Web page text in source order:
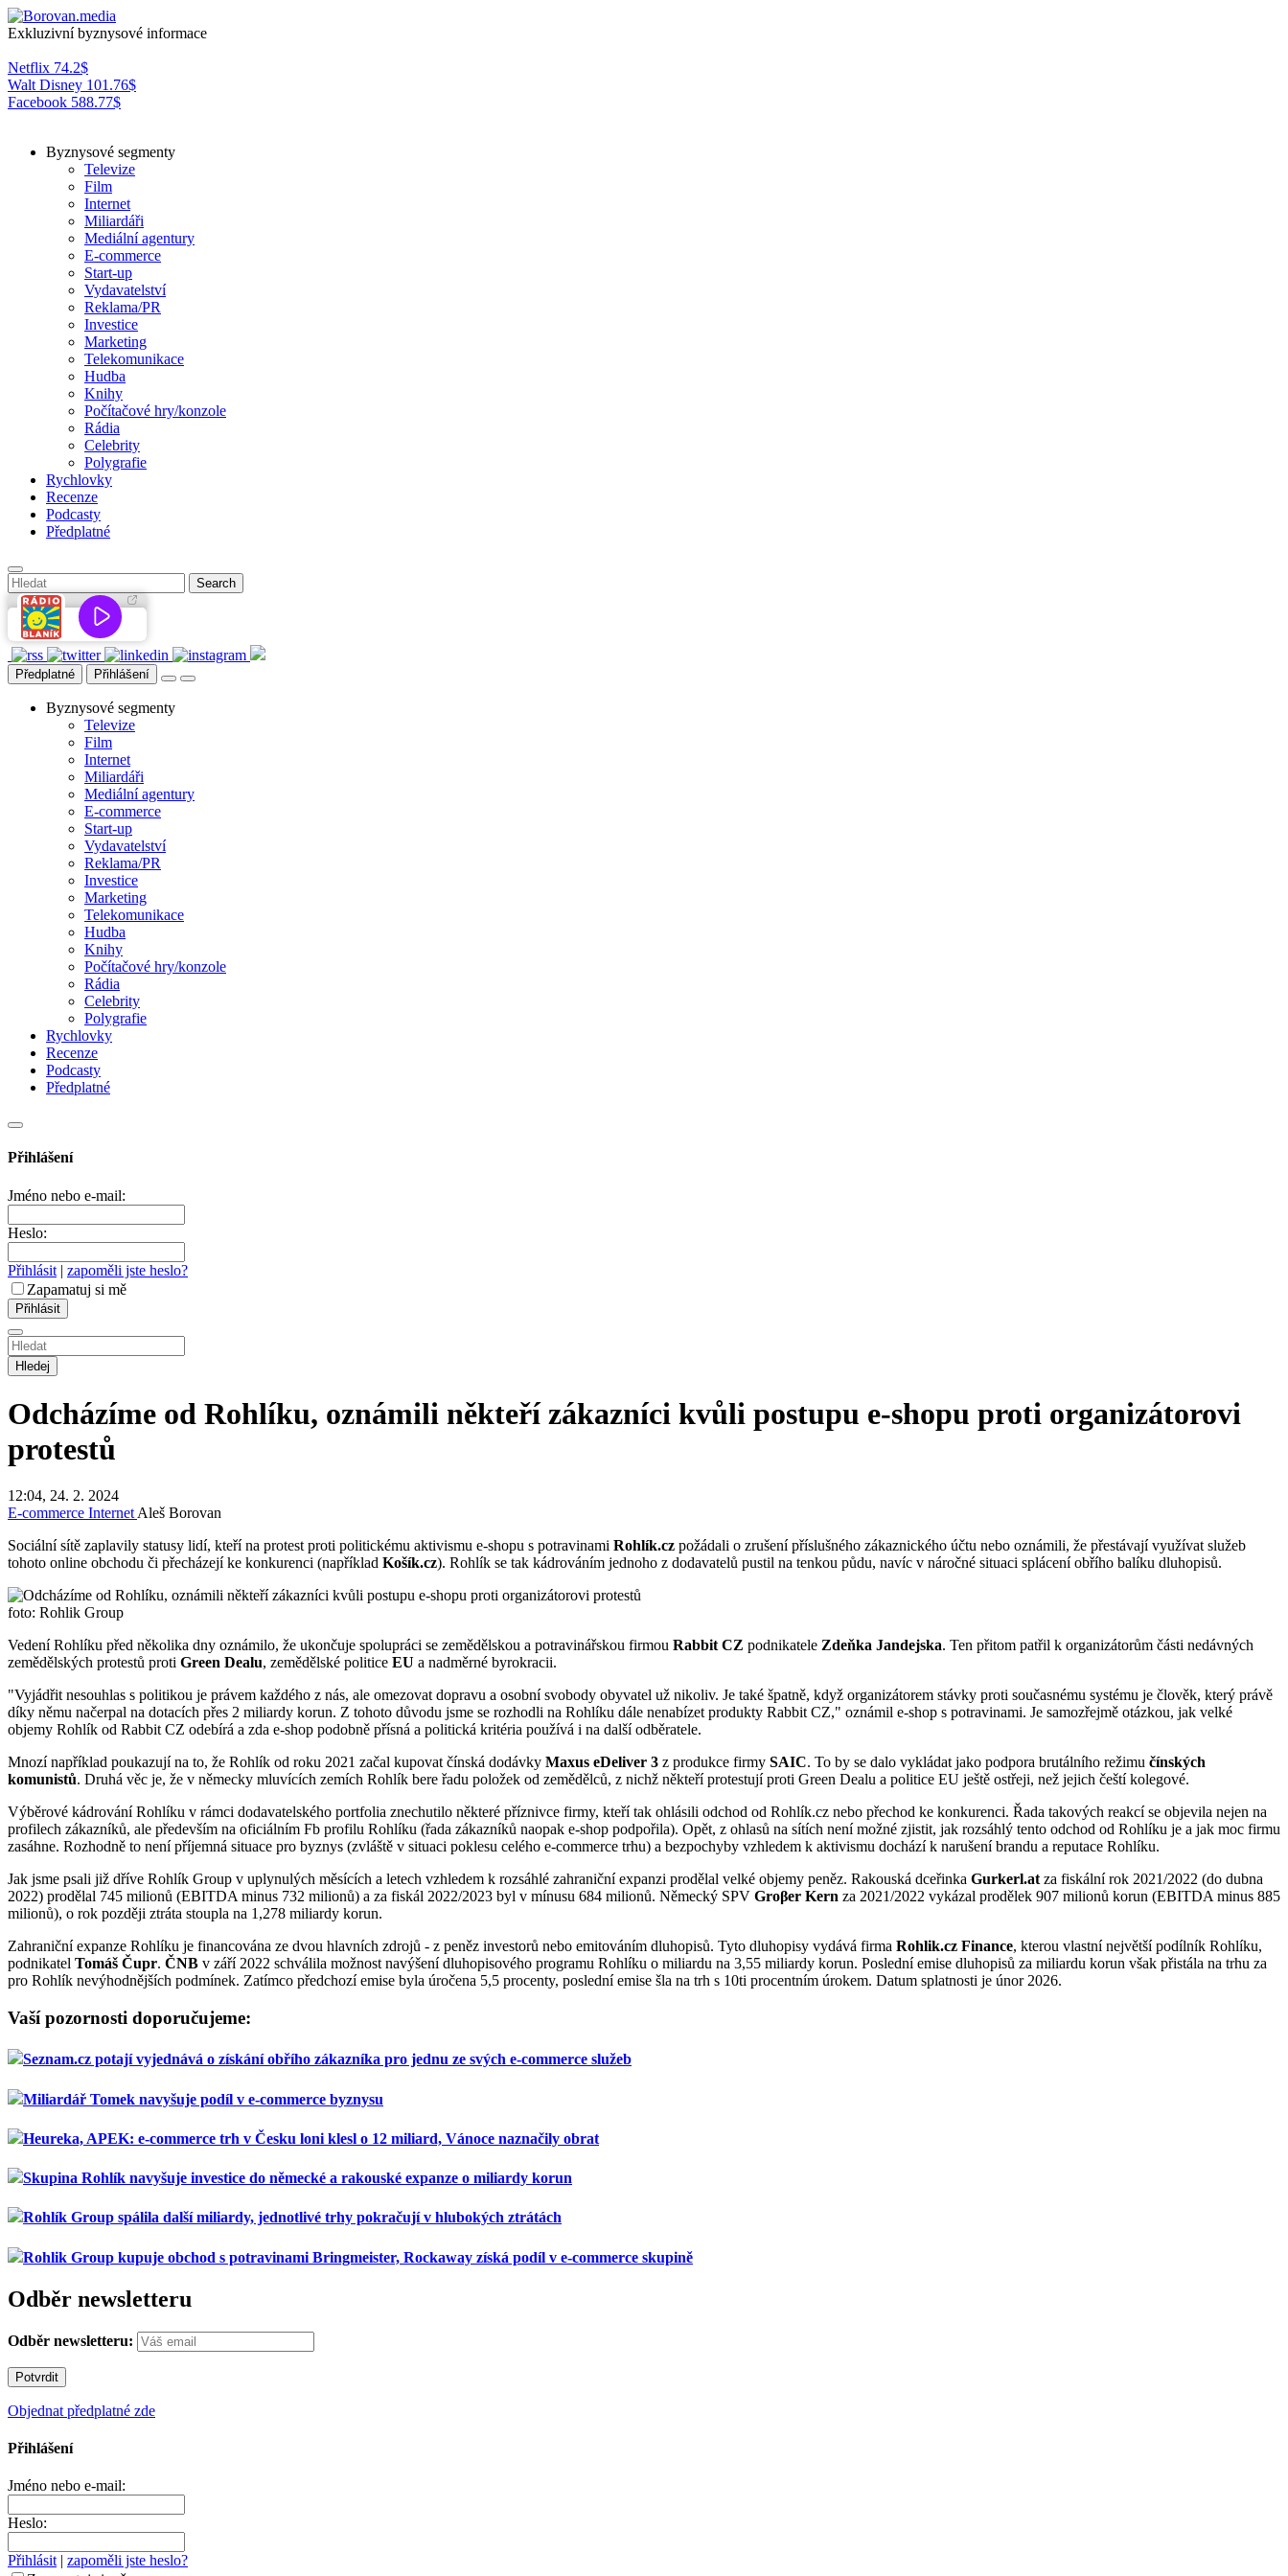
Exkluzivní byznysové informace
Netflix 74.2$
Walt Disney 101.76$
Facebook 588.77$
Byznysové segmenty
Televize
Film
Internet
Miliardáři
Mediální agentury
E-commerce
Start-up
Vydavatelství
Reklama/PR
Investice
Marketing
Telekomunikace
Hudba
Knihy
Počítačové hry/konzole
Rádia
Celebrity
Polygrafie
Rychlovky
Recenze
Podcasty
Předplatné
Předplatné Přihlášení
Byznysové segmenty
Televize
Film
Internet
Miliardáři
Mediální agentury
E-commerce
Start-up
Vydavatelství
Reklama/PR
Investice
Marketing
Telekomunikace
Hudba
Knihy
Počítačové hry/konzole
Rádia
Celebrity
Polygrafie
Rychlovky
Recenze
Podcasty
Předplatné
Přihlášení
Jméno nebo e-mail:
Heslo:
Přihlásit | zapoměli jste heslo?
Zapamatuj si mě
Hledej
Odcházíme od Rohlíku, oznámili někteří zákazníci kvůli postupu e-shopu proti organizátorovi
protestů
12:04, 24. 2. 2024
E-commerce InternetAleš Borovan
Sociální sítě zaplavily statusy lidí, kteří na protest proti politickému aktivismu e-shopu s potravinami Rohlík.cz požádali o zrušení příslušného zákaznického účtu nebo oznámili, že přestávají využívat služeb
tohoto online obchodu či přecházejí ke konkurenci (například Košík.cz). Rohlík se tak kádrováním jednoho z dodavatelů pustil na tenkou půdu, navíc v náročné situaci splácení obřího balíku dluhopisů.
foto: Rohlik Group
Vedení Rohlíku před několika dny oznámilo, že ukončuje spolupráci se zemědělskou a potravinářskou firmou Rabbit CZ podnikatele Zdeňka Jandejska. Ten přitom patřil k organizátorům části nedávných
zemědělských protestů proti Green Dealu, zemědělské politice EU a nadměrné byrokracii.
"Vyjádřit nesouhlas s politikou je právem každého z nás, ale omezovat dopravu a osobní svobody obyvatel už nikoliv. Je také špatně, když organizátorem stávky proti současnému systému je člověk, který právě
díky němu načerpal na dotacích přes 2 miliardy korun. Z tohoto důvodu jsme se rozhodli na Rohlíku dále nenabízet produkty Rabbit CZ," oznámil e-shop s potravinami. Je samozřejmě otázkou, jak velké
objemy Rohlík od Rabbit CZ odebírá a zda e-shop podobně přísná a politická kritéria používá i na další odběratele.
Mnozí například poukazují na to, že Rohlík od roku 2021 začal kupovat čínská dodávky Maxus eDeliver 3 z produkce firmy SAIC. To by se dalo vykládat jako podpora brutálního režimu čínských
komunistů. Druhá věc je, že v německy mluvících zemích Rohlík bere řadu položek od zemědělců, z nichž někteří protestují proti Green Dealu a politice EU ještě ostřeji, než jejich čeští kolegové.
Výběrové kádrování Rohlíku v rámci dodavatelského portfolia znechutilo některé příznivce firmy, kteří tak ohlásili odchod od Rohlík.cz nebo přechod ke konkurenci. Řada takových reakcí se objevila nejen na
profilech zákazníků, ale především na oficiálním Fb profilu Rohlíku (řada zákazníků naopak e-shop podpořila). Opět, z ohlasů na sítích není možné zjistit, jak rozsáhlý tento odchod od Rohlíku je a jak moc firmu
zasáhne. Rozhodně to není příjemná situace pro byznys (zvláště v situaci poklesu celého e-commerce trhu) a bezpochyby vzhledem k aktivismu dochází k narušení brandu a reputace Rohlíku.
Jak jsme psali již dříve Rohlík Group v uplynulých měsících a letech vzhledem k rozsáhlé zahraniční expanzi prodělal velké objemy peněz. Rakouská dceřinka Gurkerl.atza fiskální rok 2021/2022 (do dubna
2022) prodělal 745 milionů (EBITDA minus 732 milionů) a za fiskál 2022/2023 byl v mínusu 684 milionů. Německý SPV Groβer Kern za 2021/2022 vykázal prodělek 907 milionů korun (EBITDA minus 885
milionů), o rok později ztráta stoupla na 1,278 miliardy korun.
Zahraniční expanze Rohlíku je financována ze dvou hlavních zdrojů - z peněz investorů nebo emitováním dluhopisů. Tyto dluhopisy vydává firma Rohlik.cz Finance, kterou vlastní největší podílník Rohlíku,
podnikatel Tomáš Čupr. ČNB v září 2022 schválila možnost navýšení dluhopisového programu Rohlíku o miliardu na 3,55 miliardy korun. Poslední emise dluhopisů za miliardu korun však přistála na trhu za
pro Rohlík nevýhodnějších podmínek. Zatímco předchozí emise byla úročena 5,5 procenty, poslední emise šla na trh s 10ti procentním úrokem. Datum splatnosti je únor 2026.
Vaší pozornosti doporučujeme:
Seznam.cz potají vyjednává o získání obřího zákazníka pro jednu ze svých e-commerce služeb
Miliardář Tomek navyšuje podíl v e-commerce byznysu
Heureka, APEK: e-commerce trh v Česku loni klesl o 12 miliard, Vánoce naznačily obrat
Skupina Rohlík navyšuje investice do německé a rakouské expanze o miliardy korun
Rohlík Group spálila další miliardy, jednotlivé trhy pokračují v hlubokých ztrátách
Rohlik Group kupuje obchod s potravinami Bringmeister, Rockaway získá podíl v e-commerce skupině
Odběr newsletteru
Odběr newsletteru:
Objednat předplatné zde
Přihlášení
Jméno nebo e-mail:
Heslo:
Přihlásit| zapoměli jste heslo?